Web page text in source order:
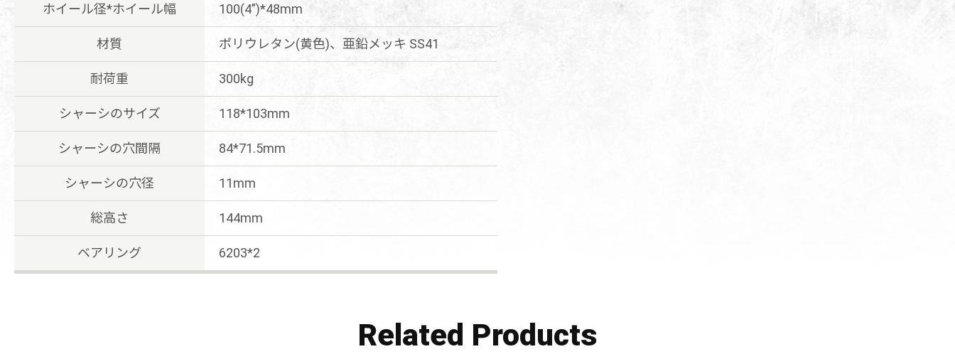
ホイール径*ホイール幅 100(4”)*48mm
材質 ポリウレタン(黄色)、亜鉛メッキ SS41
耐荷重 300kg
シャーシのサイズ 118*103mm
シャーシの穴間隔 84*71.5mm
シャーシの穴径 11mm
総高さ 144mm
ベアリング 6203*2
Related Products